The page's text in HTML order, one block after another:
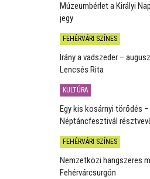
Múzeumbérlet a Királyi
jegy
FEHÉRVÁRI SZÍNES
Irány a vadszeder –
Lencsés Rita
KULTÚRA
Egy kis kosárnyi törődés
Néptáncfesztivál
FEHÉRVÁRI SZÍNES
Nemzetközi hangszeres
Fehérvárcsurgón